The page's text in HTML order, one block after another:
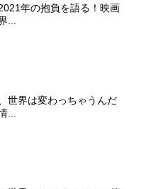
年の抱負を語る！映画
...
世界は変わっちゃうんだ
...